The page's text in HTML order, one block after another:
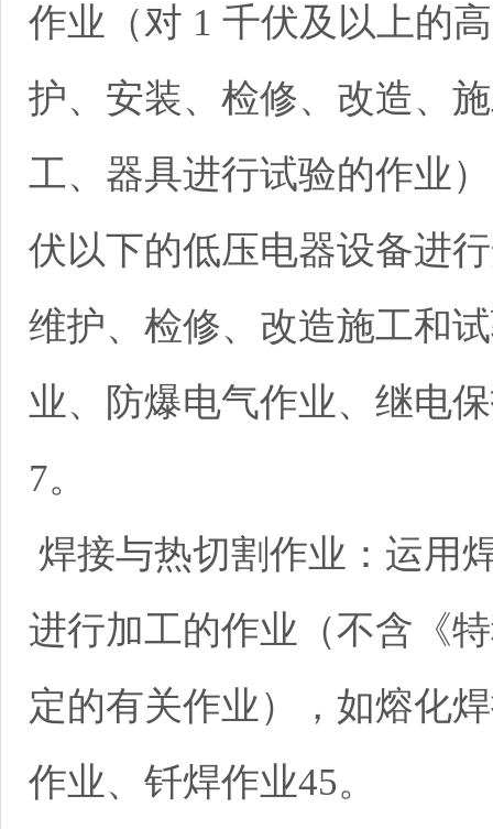
作业（对 1 千伏及以上的
护、安装、检修、改造、
工、器具进行试验的作业
伏以下的低压电器设备进
维护、检修、改造施工和
业、防爆电气作业、继电
7。
焊接与热切割作业：运用
进行加工的作业（不含《
定的有关作业），如熔化
作业、钎焊作业45。